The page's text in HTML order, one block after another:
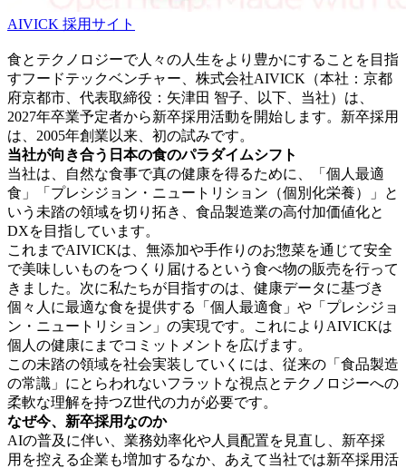
AIVICK 採用サイト
食とテクノロジーで人々の人生をより豊かにすることを目指
すフードテックベンチャー、株式会社AIVICK（本社：京都
府京都市、代表取締役：矢津田 智子、以下、当社）は、
2027年卒業予定者から新卒採用活動を開始します。新卒採用
は、2005年創業以来、初の試みです。
当社が向き合う日本の食のパラダイムシフト
当社は、自然な食事で真の健康を得るために、「個人最適
食」「プレシジョン・ニュートリション（個別化栄養）」と
いう未踏の領域を切り拓き、食品製造業の高付加価値化と
DXを目指しています。
これまでAIVICKは、無添加や手作りのお惣菜を通じて安全
で美味しいものをつくり届けるという食べ物の販売を行って
きました。次に私たちが目指すのは、健康データに基づき
個々人に最適な食を提供する「個人最適食」や「プレシジョ
ン・ニュートリション」の実現です。これによりAIVICKは
個人の健康にまでコミットメントを広げます。
この未踏の領域を社会実装していくには、従来の「食品製造
の常識」にとらわれないフラットな視点とテクノロジーへの
柔軟な理解を持つZ世代の力が必要です。
なぜ今、新卒採用なのか
AIの普及に伴い、業務効率化や人員配置を見直し、新卒採
用を控える企業も増加するなか、あえて当社では新卒採用活